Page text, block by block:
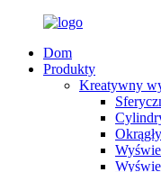
Dom
Produkty
Kreatywny